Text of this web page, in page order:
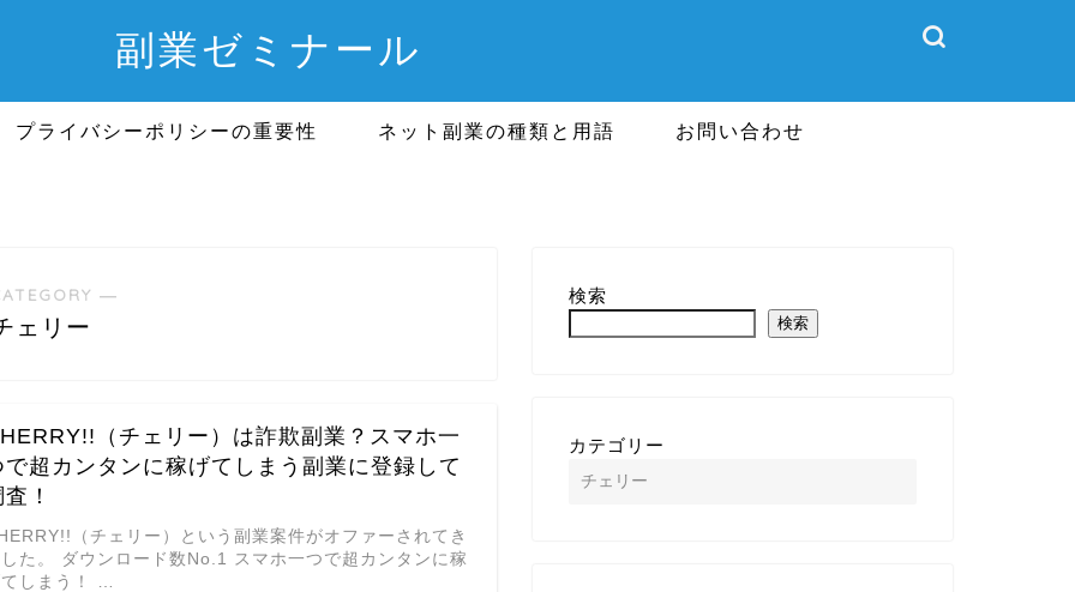
副業ゼミナール
プライバシーポリシーの重要性 ネット副業の種類と用語 お問い合わせ
―
ェリー
（チェリー）は詐欺副業？スマホ一
で超カンタンに稼げてしまう副業に登録して
！
（チェリー）という副業案件がオファーされてき
た。 ダウンロード数No.1 スマホ一つで超カンタンに稼
しまう！ …
検索
検索
カテゴリー